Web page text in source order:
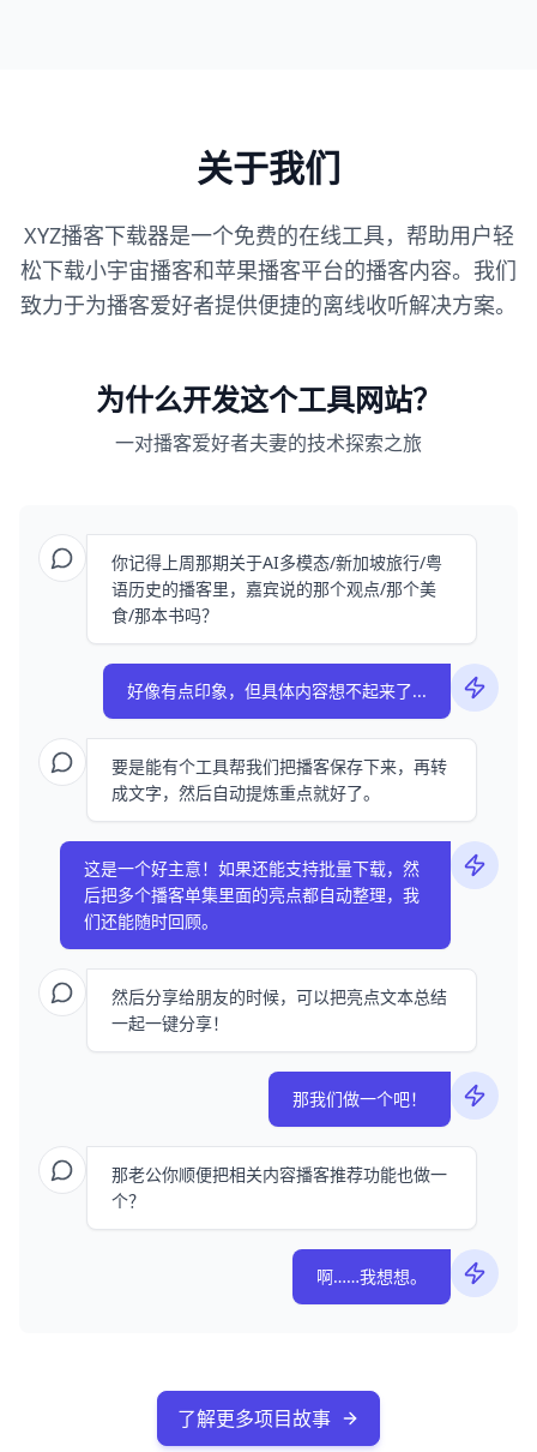
关于我们
XYZ播客下载器是一个免费的在线工具，帮助用户轻
松下载小宇宙播客和苹果播客平台的播客内容。我们
致力于为播客爱好者提供便捷的离线收听解决方案。
为什么开发这个工具网站？
一对播客爱好者夫妻的技术探索之旅
你记得上周那期关于AI多模态/新加坡旅行/粤
语历史的播客里，嘉宾说的那个观点/那个美
食/那本书吗？
好像有点印象，但具体内容想不起来了...
要是能有个工具帮我们把播客保存下来，再转
成文字，然后自动提炼重点就好了。
这是一个好主意！如果还能支持批量下载，然
后把多个播客单集里面的亮点都自动整理，我
们还能随时回顾。
然后分享给朋友的时候，可以把亮点文本总结
一起一键分享！
那我们做一个吧！
那老公你顺便把相关内容播客推荐功能也做一
个？
啊……我想想。
了解更多项目故事